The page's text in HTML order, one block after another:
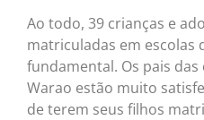
Ao todo, 39 crianças e
matriculadas em escolas
fundamental. Os pais
Warao estão muito
de terem seus filhos